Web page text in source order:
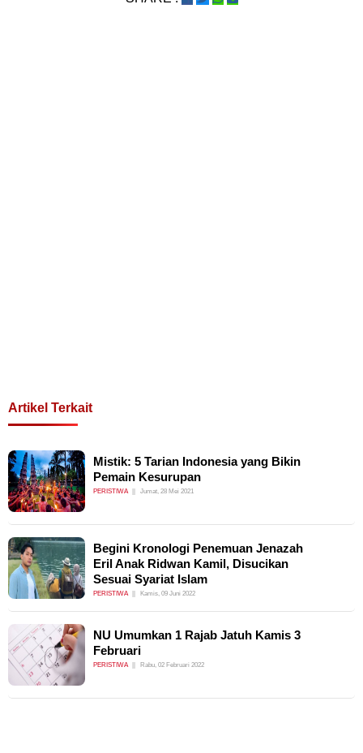
Artikel Terkait
Mistik: 5 Tarian Indonesia yang Bikin
Pemain Kesurupan
PERISTIWA Jumat, 28 Mei 2021
Begini Kronologi Penemuan Jenazah
Eril Anak Ridwan Kamil, Disucikan
Sesuai Syariat Islam
PERISTIWA Kamis, 09 Juni 2022
NU Umumkan 1 Rajab Jatuh Kamis 3
Februari
PERISTIWA Rabu, 02 Februari 2022